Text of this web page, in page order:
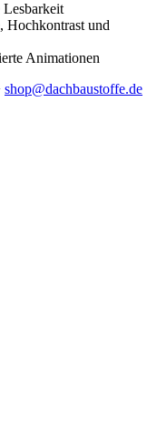
Hochkontrast und
Animationen
shop@dachbaustoffe.de
Formular